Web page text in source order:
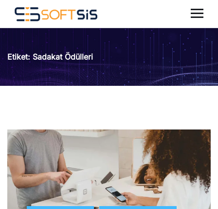
Etiket:Sadakat Ödülleri